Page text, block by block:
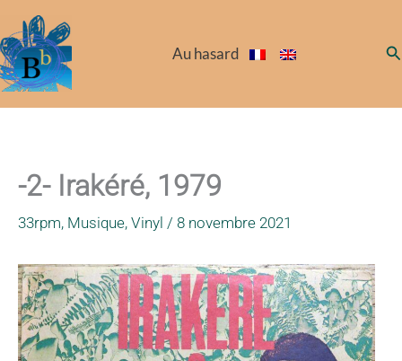
au
contenu
Au hasard
-2- Irakéré, 1979
33rpm, Musique, Vinyl / 8 novembre 2021